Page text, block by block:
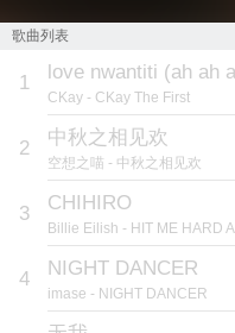
歌曲列表
1 love nwantiti (ah ah
CKay - CKay The First
2 中秋之相见欢
空想之喵 - 中秋之相见欢
3 CHIHIRO
Billie Eilish - HIT ME HARD
4 NIGHT DANCER
imase - NIGHT DANCER